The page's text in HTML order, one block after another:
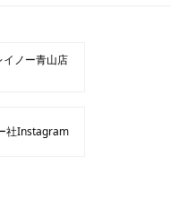
ノー青山店
社Instagram